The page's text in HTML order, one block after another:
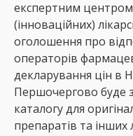
експертним центром
(інноваційних)
оголошення про
операторів
декларування цін в
Першочергово буде
каталогу для
препаратів та інших